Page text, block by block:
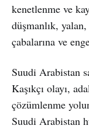
kenetlenme ve
düşmanlık,
çabalarına ve
Suudi Arabistan
Kaşıkçı olayı,
çözümlenme
Suudi Arabistan